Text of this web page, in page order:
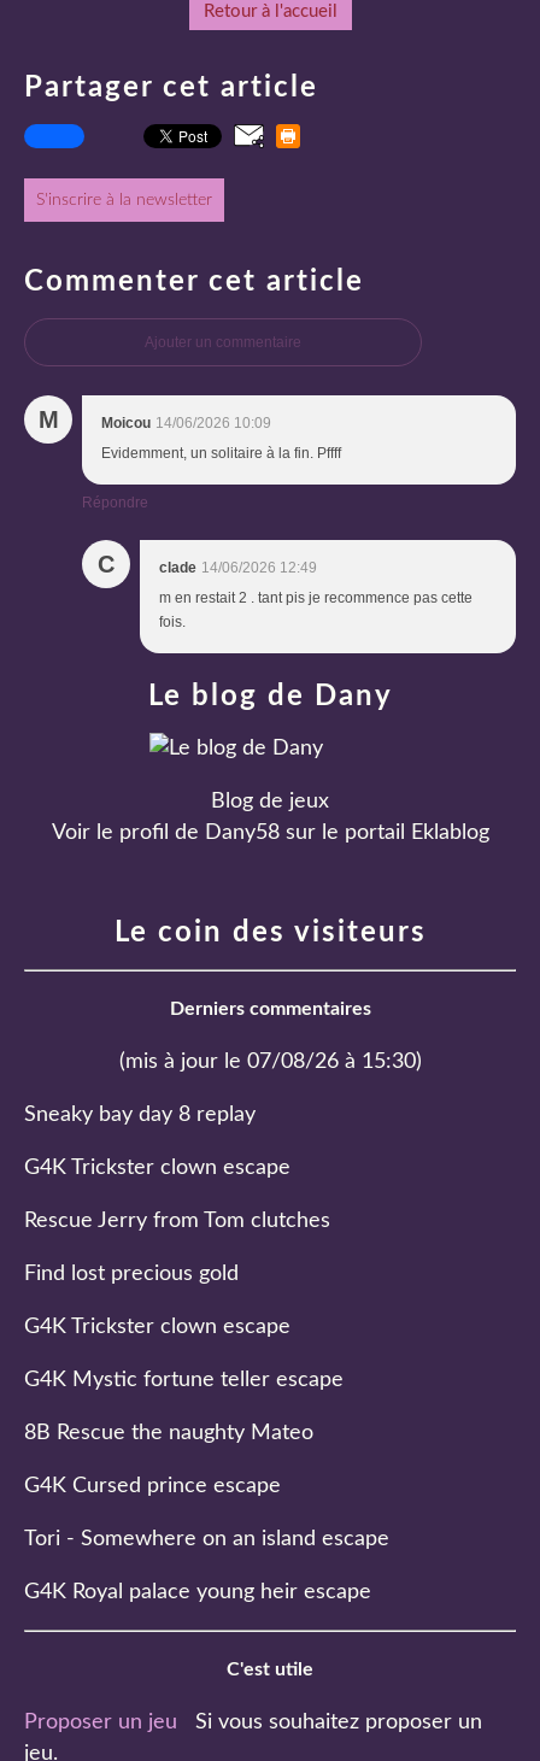
Retour à l'accueil
Partager cet article
S'inscrire à la newsletter
Commenter cet article
Ajouter un commentaire
M Moicou 14/06/2026 10:09
Evidemment, un solitaire à la fin. Pffff
Répondre
C clade 14/06/2026 12:49
m en restait 2 . tant pis je recommence pas cette
fois.
Le blog de Dany
Blog de jeux
Voir le profil de Dany58sur le portail Eklablog
Le coin des visiteurs
Derniers commentaires
(mis à jour le 07/08/26 à 15:30)
Sneaky bay day 8 replay
G4K Trickster clown escape
Rescue Jerry from Tom clutches
Find lost precious gold
G4K Trickster clown escape
G4K Mystic fortune teller escape
8B Rescue the naughty Mateo
G4K Cursed prince escape
Tori - Somewhere on an island escape
G4K Royal palace young heir escape
C'est utile
Proposer un jeu Si vous souhaitez proposer un
jeu.